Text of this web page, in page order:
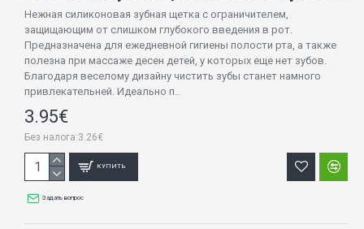
Нежная силиконовая зубная щетка с ограничителем,
защищающим от слишком глубокого введения в рот.
Предназначена для ежедневной гигиены полости рта, а также
полезна при массаже десен детей, у которых еще нет зубов.
Благодаря веселому дизайну чистить зубы станет намного
привлекательней. Идеально п..
3.95€
Без налога:3.26€
КУПИТЬ
Задать вопрос